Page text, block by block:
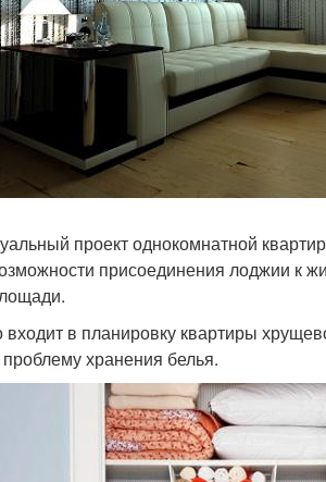
проект однокомнатной
присоединения лоджии к
в планировку квартиры
хранения белья.